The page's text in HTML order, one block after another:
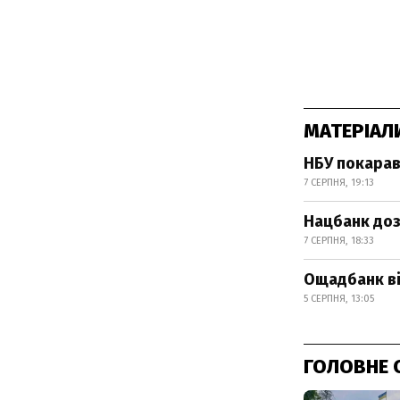
НБУ
7 СЕРПНЯ, 19:13
Нацбанк
7 СЕРПНЯ, 18:33
Ощадбанк
5 СЕРПНЯ, 13:05
ГОЛОВНЕ